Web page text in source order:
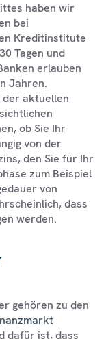
haben wir
bei
Kreditinstitute
Tagen und
erlauben
Jahren.
der aktuellen
ob Sie Ihr
von der
den Sie für Ihr
zum Beispiel
von
dass
werden.
gehören zu den
dafür ist, dass